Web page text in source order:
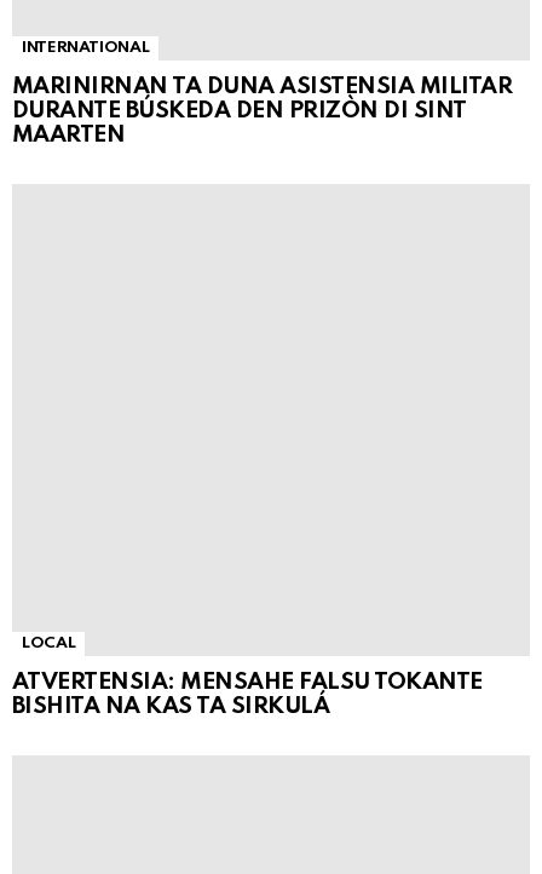
INTERNATIONAL
MARINIRNAN TA DUNA ASISTENSIA MILITAR
DURANTE BÚSKEDA DEN PRIZÒN DI SINT
MAARTEN
LOCAL
ATVERTENSIA: MENSAHE FALSU TOKANTE
BISHITA NA KAS TA SIRKULÁ